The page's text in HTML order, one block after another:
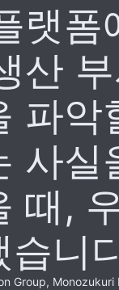
랫폼
산
파악
사실
때,
습니
Group, Monozukuri